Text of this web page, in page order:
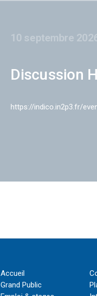
10 septembre
Discussion
https://indico.in2p3.fr/
Accueil
Grand Public